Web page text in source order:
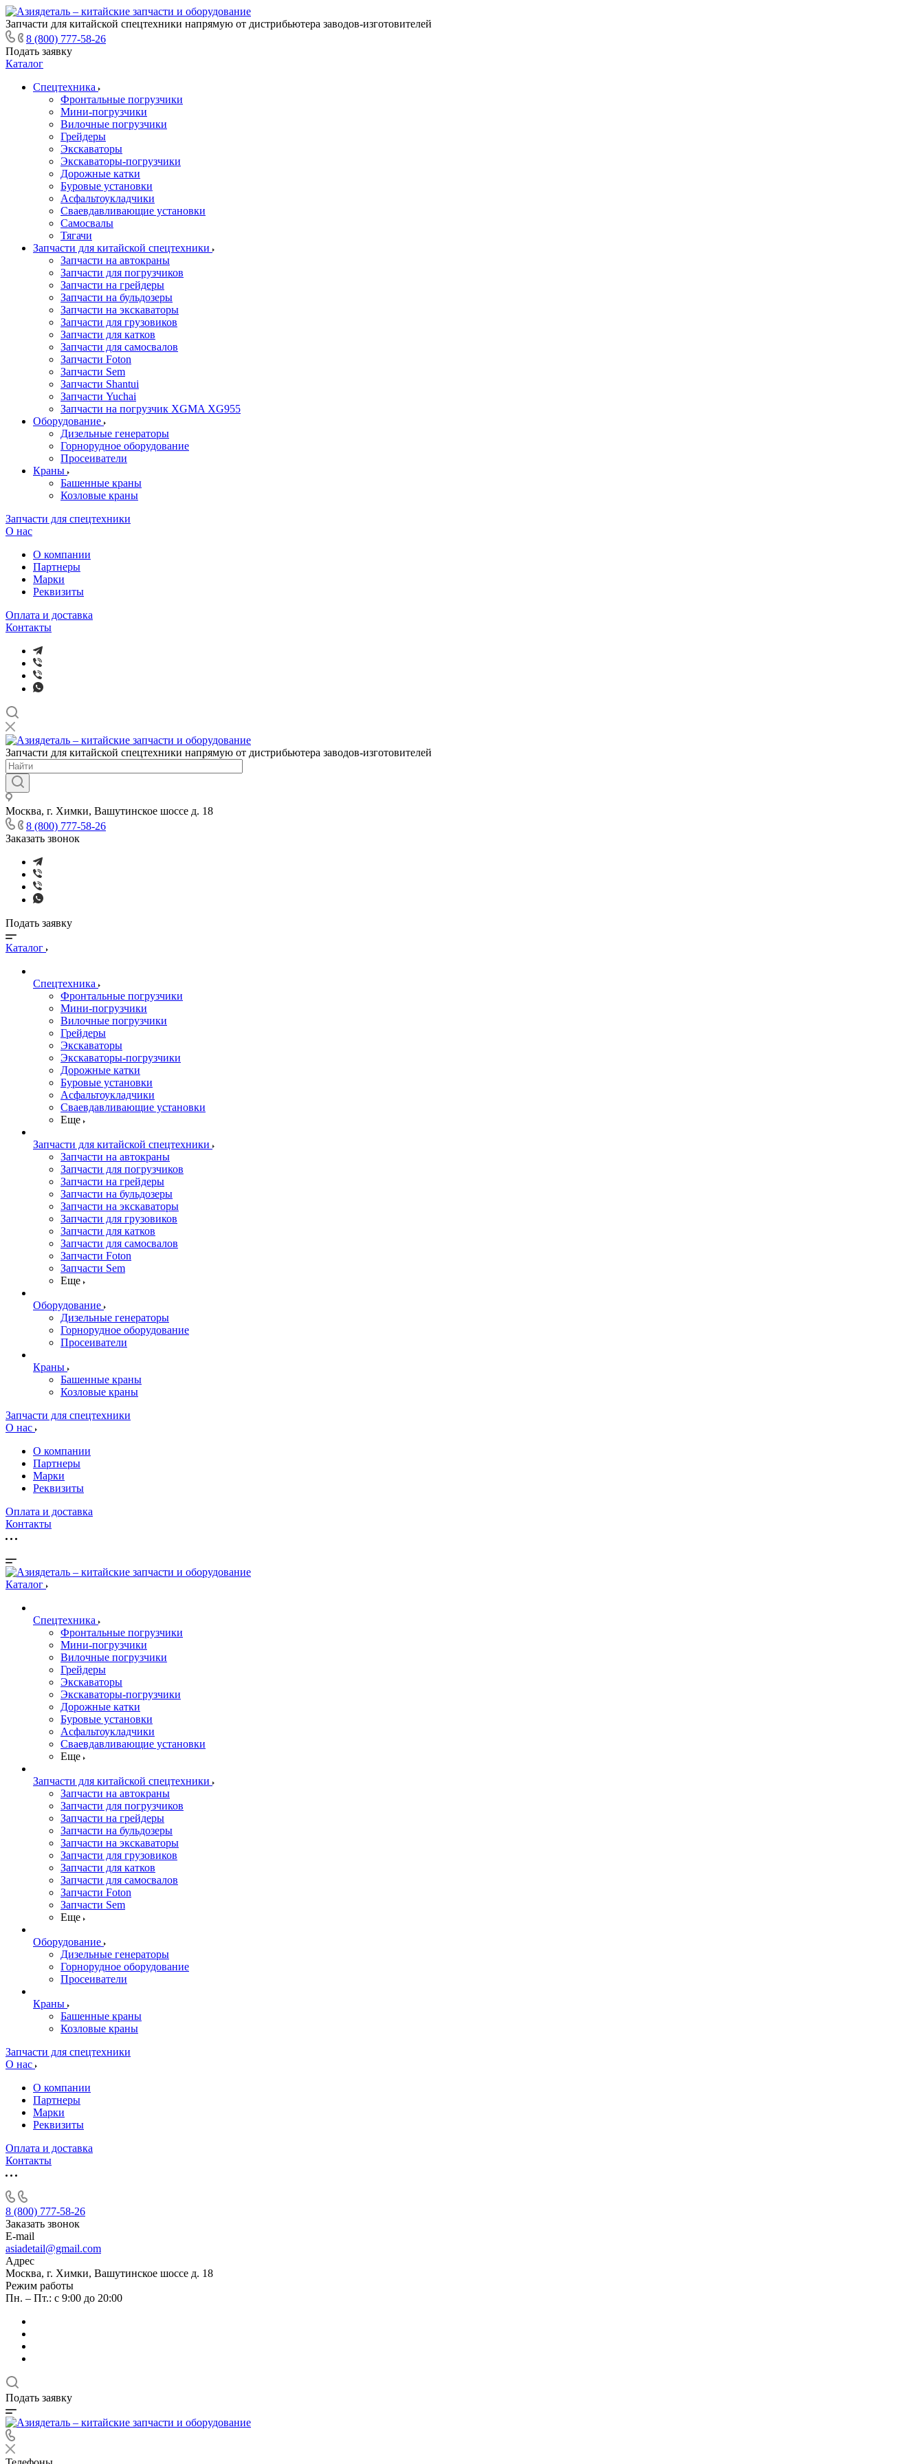
Запчасти для китайской спецтехники напрямую от дистрибьютера заводов-изготовителей
8 (800) 777-58-26
Подать заявку
Каталог
Спецтехника
Фронтальные погрузчики
Мини-погрузчики
Вилочные погрузчики
Грейдеры
Экскаваторы
Экскаваторы-погрузчики
Дорожные катки
Буровые установки
Асфальтоукладчики
Сваевдавливающие установки
Самосвалы
Тягачи
Запчасти для китайской спецтехники
Запчасти на автокраны
Запчасти для погрузчиков
Запчасти на грейдеры
Запчасти на бульдозеры
Запчасти на экскаваторы
Запчасти для грузовиков
Запчасти для катков
Запчасти для самосвалов
Запчасти Foton
Запчасти Sem
Запчасти Shantui
Запчасти Yuchai
Запчасти на погрузчик XGMA XG955
Оборудование
Дизельные генераторы
Горнорудное оборудование
Просеиватели
Краны
Башенные краны
Козловые краны
Запчасти для спецтехники
О нас
О компании
Партнеры
Марки
Реквизиты
Оплата и доставка
Контакты
Запчасти для китайской спецтехники напрямую от дистрибьютера заводов-изготовителей
Москва, г. Химки, Вашутинское шоссе д. 18
8 (800) 777-58-26
Заказать звонок
Подать заявку
Каталог
Спецтехника
Фронтальные погрузчики
Мини-погрузчики
Вилочные погрузчики
Грейдеры
Экскаваторы
Экскаваторы-погрузчики
Дорожные катки
Буровые установки
Асфальтоукладчики
Сваевдавливающие установки
Еще
Запчасти для китайской спецтехники
Запчасти на автокраны
Запчасти для погрузчиков
Запчасти на грейдеры
Запчасти на бульдозеры
Запчасти на экскаваторы
Запчасти для грузовиков
Запчасти для катков
Запчасти для самосвалов
Запчасти Foton
Запчасти Sem
Еще
Оборудование
Дизельные генераторы
Горнорудное оборудование
Просеиватели
Краны
Башенные краны
Козловые краны
Запчасти для спецтехники
О нас
О компании
Партнеры
Марки
Реквизиты
Оплата и доставка
Контакты
Каталог
Спецтехника
Фронтальные погрузчики
Мини-погрузчики
Вилочные погрузчики
Грейдеры
Экскаваторы
Экскаваторы-погрузчики
Дорожные катки
Буровые установки
Асфальтоукладчики
Сваевдавливающие установки
Еще
Запчасти для китайской спецтехники
Запчасти на автокраны
Запчасти для погрузчиков
Запчасти на грейдеры
Запчасти на бульдозеры
Запчасти на экскаваторы
Запчасти для грузовиков
Запчасти для катков
Запчасти для самосвалов
Запчасти Foton
Запчасти Sem
Еще
Оборудование
Дизельные генераторы
Горнорудное оборудование
Просеиватели
Краны
Башенные краны
Козловые краны
Запчасти для спецтехники
О нас
О компании
Партнеры
Марки
Реквизиты
Оплата и доставка
Контакты
8 (800) 777-58-26
Заказать звонок
E-mail
asiadetail@gmail.com
Адрес
Москва, г. Химки, Вашутинское шоссе д. 18
Режим работы
Пн. – Пт.: с 9:00 до 20:00
Подать заявку